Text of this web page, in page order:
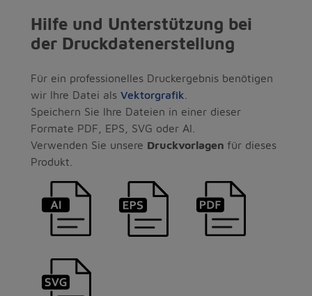
Hilfe und Unterstützung bei
der Druckdatenerstellung
Für ein professionelles Druckergebnis benötigen
wir Ihre Datei alsVektorgrafik
Speichern Sie Ihre Dateien in einer dieser
Formate PDF, EPS, SVG oder AI.
Verwenden Sie unsere Druckvorlagenfür dieses
Produkt.